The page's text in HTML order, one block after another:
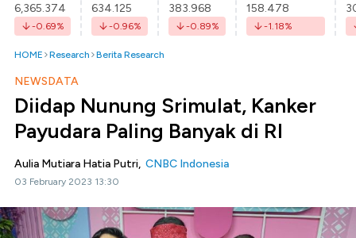
6,365.374
-0.69%
634.125
-0.96%
383.968
-0.89%
158.478
-1.18%
HOME Research Berita Research
NEWSDATA
Diidap Nunung Srimulat, Kanker
Payudara Paling Banyak di RI
Aulia Mutiara Hatia Putri, CNBC Indonesia
03 February 2023 13:30